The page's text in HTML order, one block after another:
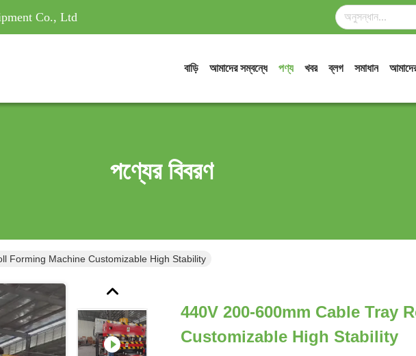
Co., Ltd
বাড়ি আমাদের সম্বন্ধে পণ্য খবর ব্লগ সমাধান
পণ্যের বিবরণ
Forming Machine Customizable High Stability
440V 200-600mm Cable Tray
Customizable High Stability